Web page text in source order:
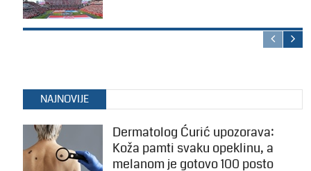
NAJNOVIJE
Dermatolog Ćurić upozorava:
Koža pamti svaku opeklinu, a
melanom je gotovo 100 posto